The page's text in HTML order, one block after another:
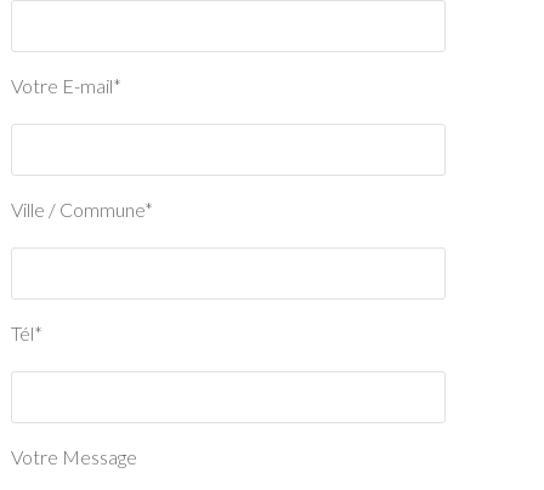
Votre E-mail*
Ville / Commune*
Tél*
Votre Message